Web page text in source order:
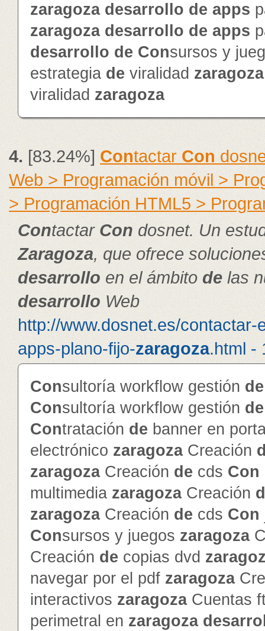
zaragoza desarrollo de apps
zaragoza desarrollo de apps
desarrollo de Consursos y
estrategia de viralidad zaragoza
viralidad zaragoza
4.[83.24%] ContactarCon
Web > Programación móvil >
> Programación HTML5 >
ContactarCondosnet. Un
Zaragoza, que ofrece
desarrolloen el ámbitodelas
desarrolloWeb
http://www.dosnet.es/contactar-
apps-plano-fijo-zaragoza.html -
Consultoría workflow gestión de
Consultoría workflow gestión de
Contratación de banner en
electrónico zaragozaCreación
zaragozaCreación de cds Con
multimedia zaragozaCreación
zaragozaCreación de cds Con
Consursos y juegos zaragoza
Creación de copias dvd
navegar por el pdf zaragoza
interactivos zaragozaCuentas
perimetral en zaragoza de